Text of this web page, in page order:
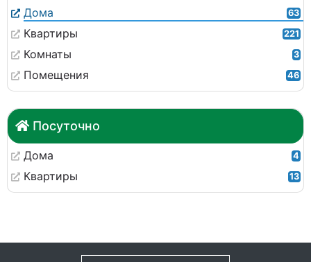
Дома 63
Квартиры 221
Комнаты 3
Помещения 46
Посуточно
Дома 4
Квартиры 13